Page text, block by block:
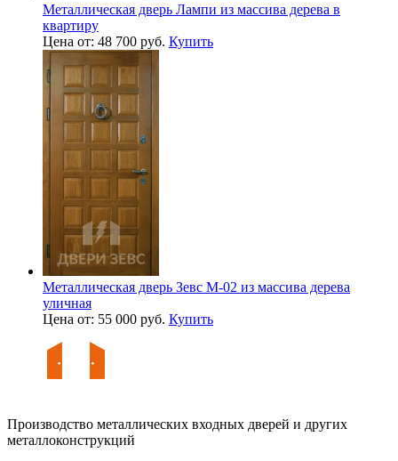
Металлическая дверь Лампи из массива дерева в
квартиру
Цена от: 48 700 руб. Купить
Металлическая дверь Зевс M-02 из массива дерева
уличная
Цена от: 55 000 руб. Купить
Производство металлических входных дверей и других
металлоконструкций